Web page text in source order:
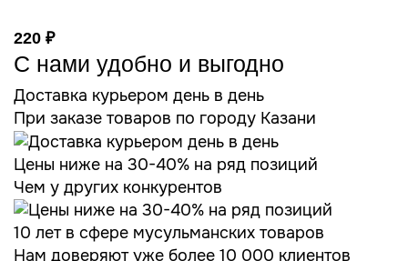
220 ₽
С нами удобно и выгодно
Доставка курьером день в день
При заказе товаров по городу Казани
Цены ниже на 30-40% на ряд позиций
Чем у других конкурентов
10 лет в сфере мусульманских товаров
Нам доверяют уже более 10 000 клиентов